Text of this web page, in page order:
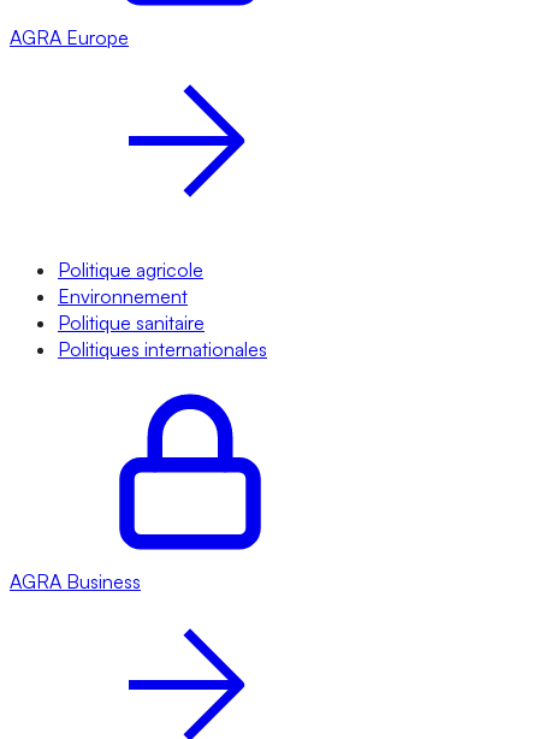
AGRA Europe
Politique agricole
Environnement
Politique sanitaire
Politiques internationales
AGRA Business